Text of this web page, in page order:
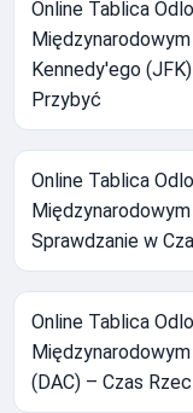
Online Tablica
Kennedy'ego
Przybyć
Online Tablica
Sprawdzanie w
Online Tablica
(DAC) – Czas